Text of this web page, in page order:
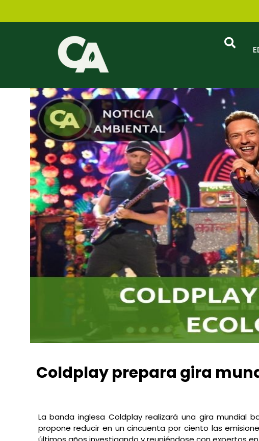
Coldplay prepara gira
La banda inglesa Coldplay realizará una gira mundial
propone reducir en un cincuenta por ciento las